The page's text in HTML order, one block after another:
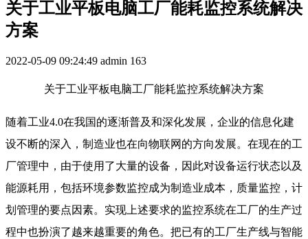
关于工业平板电脑工厂能耗监控系统解决
方案
2022-05-09 09:24:49 admin 163
关于工业平板电脑工厂能耗监控系统解决方案
随着工业4.0在我国的逐渐普及和深化发展，企业的信息化建
设不断的深入，制造业也在向物联网的方向发展。在现在的工
厂管理中，由于使用了大量的设备，因此对设备运行状态以及
能源耗用，包括环境参数监控成为制造业成本，质量监控，计
划管理的要点因素。实现上述要求的监控系统在工厂的生产过
程中也扮演了越来越重要的角色。把已有的工厂生产线与智能